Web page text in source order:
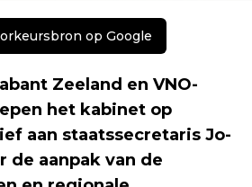
op Google
Zeeland en VNO-
het kabinet op
aan staatssecretaris Jo-
de aanpak van de